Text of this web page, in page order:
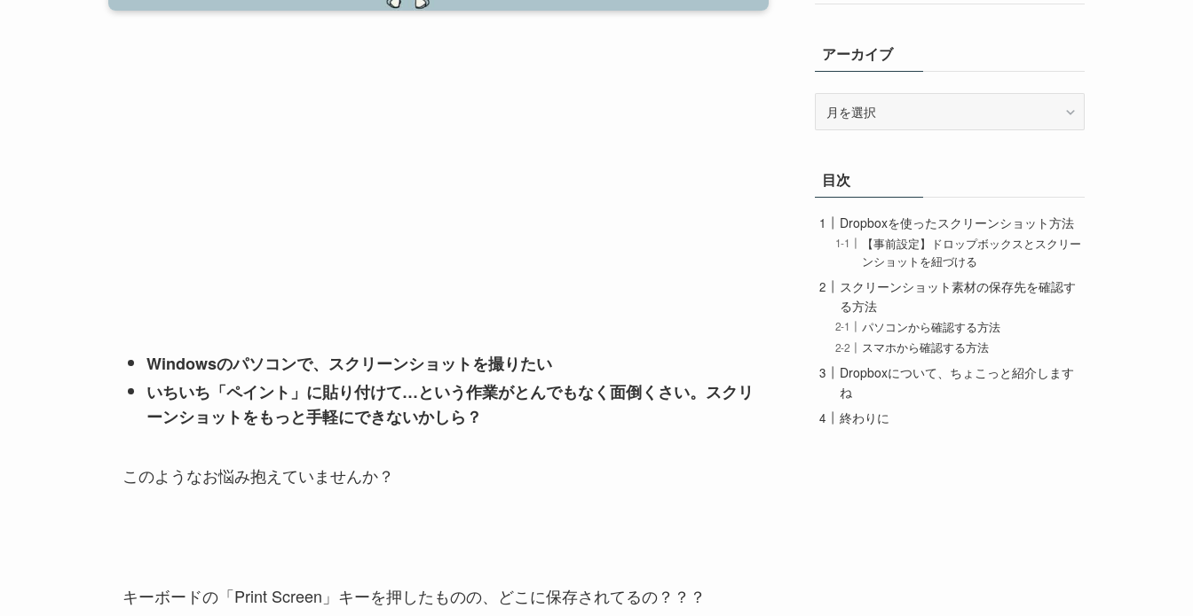
Windowsのパソコンで、スクリーンショットを撮りたい
いちいち「ペイント」に貼り付けて…という作業がとんでもなく面倒くさい。 スクリ
ーンショットをもっと手軽にできないかしら？
このようなお悩み抱えていませんか？
キーボードの「Print Screen」キーを押したものの、どこに保存されてるの？？？
アーカイブ
ブ目次
Dropboxを使ったスクリーンショット方法
【事前設定】ドロップボックスとスクリー
ンショットを紐づける
スクリーンショット素材の保存先を確認す
る方法
パソコンから確認する方法
スマホから確認する方法
Dropboxについて、ちょこっと紹介します
ね
終わりに